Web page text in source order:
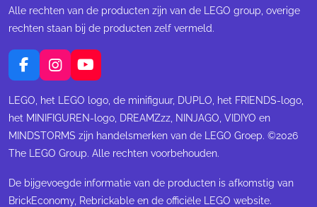
Alle rechten van de producten zijn van de LEGO group, overige
rechten staan bij de producten zelf vermeld.
F
a
c
e
o
o
I
n
s
t
g
r
m
Y
o
u
T
u
b
e
LEGO, het LEGO logo, de minifiguur, DUPLO, het FRIENDS-logo,
het MINIFIGUREN-logo, DREAMZzz, NINJAGO, VIDIYO en
MINDSTORMS zijn handelsmerken van de LEGO Groep. ©2026
The LEGO Group. Alle rechten voorbehouden.
De bijgevoegde informatie van de producten is afkomstig van
BrickEconomy, Rebrickable en de officiële LEGO website.